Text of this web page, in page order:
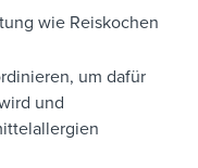
wie Reiskochen
um dafür
und